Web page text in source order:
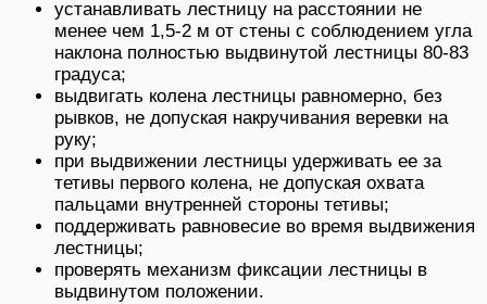
устанавливать лестницу на расстоянии не
менее чем 1,5-2 м от стены с соблюдением угла
наклона полностью выдвинутой лестницы 80-83
градуса;
выдвигать колена лестницы равномерно, без
рывков, не допуская накручивания веревки на
руку;
при выдвижении лестницы удерживать ее за
тетивы первого колена, не допуская охвата
пальцами внутренней стороны тетивы;
поддерживать равновесие во время выдвижения
лестницы;
проверять механизм фиксации лестницы в
выдвинутом положении.